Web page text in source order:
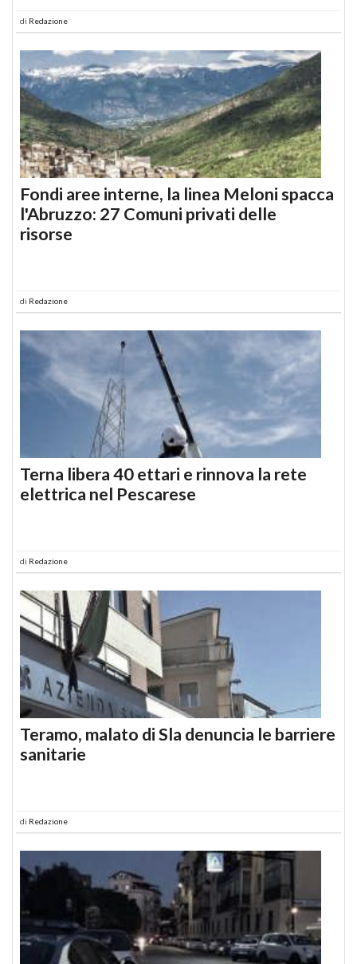
di Redazione
Fondi aree interne, la linea Meloni spacca
l'Abruzzo: 27 Comuni privati delle
risorse
di Redazione
Terna libera 40 ettari e rinnova la rete
elettrica nel Pescarese
di Redazione
Teramo, malato di Sla denuncia le barriere
sanitarie
di Redazione